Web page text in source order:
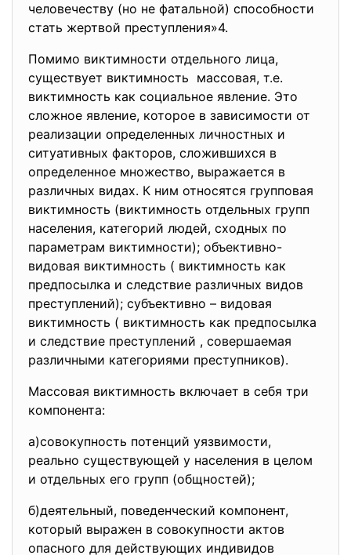
человечеству (но не фатальной) способности
стать жертвой преступления»4.
Помимо виктимности отдельного лица,
существует виктимность массовая, т.е.
виктимность как социальное явление. Это
сложное явление, которое в зависимости от
реализации определенных личностных и
ситуативных факторов, сложившихся в
определенное множество, выражается в
различных видах. К ним относятся групповая
виктимность (виктимность отдельных групп
населения, категорий людей, сходных по
параметрам виктимности); объективно-
видовая виктимность ( виктимность как
предпосылка и следствие различных видов
преступлений); субъективно – видовая
виктимность ( виктимность как предпосылка
и следствие преступлений , совершаемая
различными категориями преступников).
Массовая виктимность включает в себя три
компонента:
а)совокупность потенций уязвимости,
реально существующей у населения в целом
и отдельных его групп (общностей);
б)деятельный, поведенческий компонент,
который выражен в совокупности актов
опасного для действующих индивидов